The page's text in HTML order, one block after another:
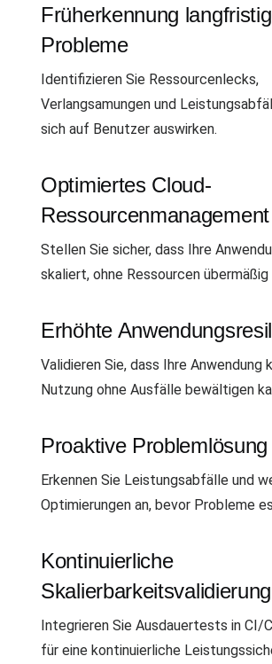
Früherkennung
Probleme
Identifizieren Sie Ressourcenlecks,
Verlangsamungen und
sich auf Benutzer auswirken.
Optimiertes Cloud-
Ressourcenmanagement
Stellen Sie sicher, dass Ihre
skaliert, ohne Ressourcen übermäßig
Erhöhte
Validieren Sie, dass Ihre Anwendung
Nutzung ohne Ausfälle bewältigen
Proaktive Problemlösung
Erkennen Sie Leistungsabfälle und
Optimierungen an, bevor Probleme
Kontinuierliche
Skalierbarkeitsvalidierung
Integrieren Sie Ausdauertests in CI/
für eine kontinuierliche